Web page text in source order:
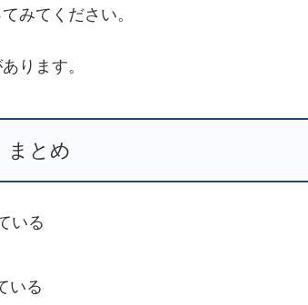
みてください。
ります。
まとめ
いる
いる